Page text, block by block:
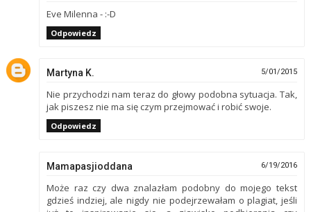
Eve Milenna - :-D
Odpowiedz
Martyna K. 5/01/2015
Nie przychodzi nam teraz do głowy podobna sytuacja. Tak,
jak piszesz nie ma się czym przejmować i robić swoje.
Odpowiedz
Mamapasjioddana 6/19/2016
Może raz czy dwa znalazłam podobny do mojego tekst
gdzieś indziej, ale nigdy nie podejrzewałam o plagiat, jeśli